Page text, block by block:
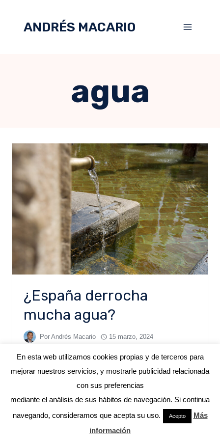
ANDRÉS MACARIO
agua
¿España derrocha
mucha agua?
Por Andrés Macario 15 marzo, 2024
© 2026 ANDRÉS MACARIO
En esta web utilizamos cookies propias y de terceros para
mejorar nuestros servicios, y mostrarle publicidad relacionada
con sus preferencias
mediante el análisis de sus hábitos de navegación. Si continua
navegando, consideramos que acepta su uso.
Acepto
Más
información